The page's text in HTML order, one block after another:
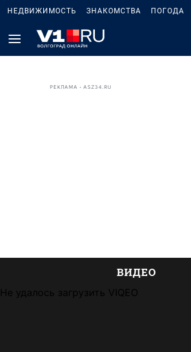
НЕДВИЖИМОСТЬ ЗНАКОМСТВА ПОГОДА
РЕКЛАМА • ASZ34.RU
ВИДЕО
Не удалось загрузить VIQEO